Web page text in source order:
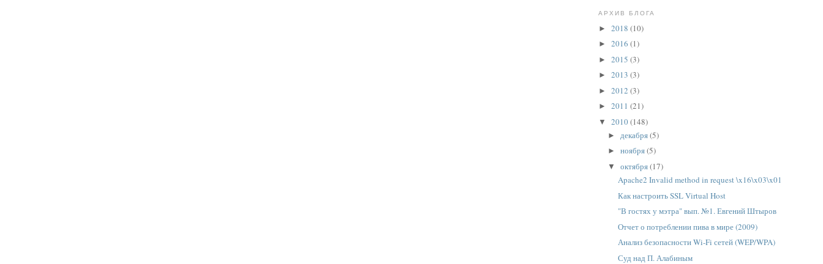
АРХИВ БЛОГА
► 2018 (10)
► 2016 (1)
► 2015 (3)
► 2013 (3)
► 2012 (3)
► 2011 (21)
▼ 2010(148)
► декабря(5)
►ноября(5)
▼октября(17)
Apache2 Invalid method in request \x16\x03\x01
Как настроить SSL Virtual Host
"В гостях у мэтра" вып. №1. Евгений Штыров
Отчет о потреблении пива в мире (2009)
Анализ безопасности Wi-Fi сетей (WEP/WPA)
Суд над П. Алабиным